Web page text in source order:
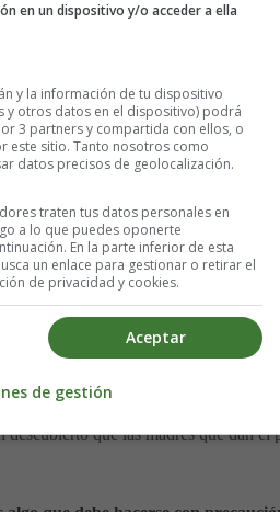
de que el suministro de leche se
y nutrientes.
ser seguro, pero que debe
la posibilidad de que tu
comenzar demasiado rápido y debe
metabólicas del cuerpo.
En total, la mayoría de las madres
de calorías y, por lo tanto,
de forma natural porque la
que las madres que dan
en un dispositivo y/o acceder a ella
y la información de tu dispositivo
y otros datos en el dispositivo) podrá
3 partners y compartida con ellos, o
este sitio. Tanto nosotros como
datos precisos de geolocalización.
traten tus datos personales en
a lo que puedes oponerte
En la parte inferior de esta
un enlace para gestionar o retirar el
de privacidad y cookies.
Aceptar
de gestión